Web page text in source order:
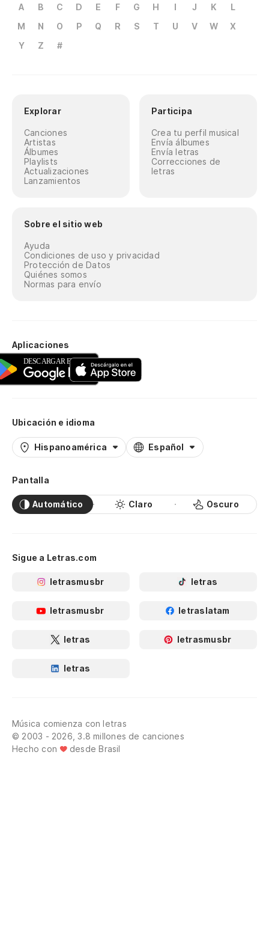
A B C D E F G H I J K
L
M
N O P Q R S T U V W
X
Y
Z #
Explorar
Canciones
Artistas
Álbumes
Playlists
Actualizaciones
Lanzamientos
Participa
Crea tu perfil musical
Envía álbumes
Envía letras
Correcciones de
letras
Sobre el sitio web
Ayuda
Condiciones de uso y privacidad
Protección de Datos
Quiénes somos
Normas para envío
Aplicaciones
Ubicación e idioma
Hispanoamérica Español
Pantalla
Automático Claro Oscuro
Sigue a Letras.com
letrasmusbr letras
letrasmusbr letraslatam
letras letrasmusbr
letras
Música comienza con letras
© 2003 - 2026, 3.8 millones de canciones
Hecho con
desde Brasil